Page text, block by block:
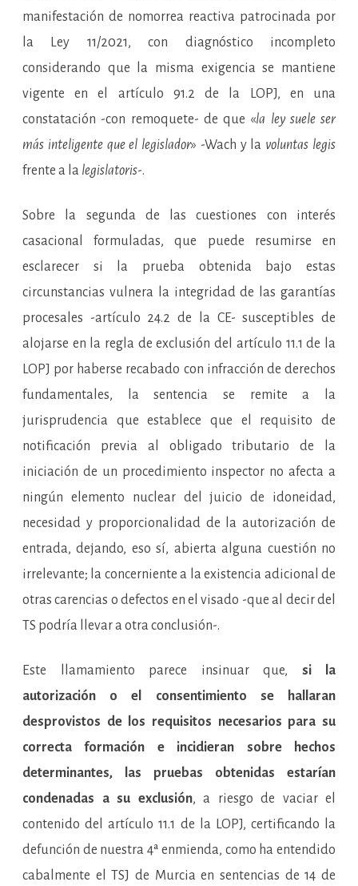
manifestación de nomorrea reactiva patrocinada por
la Ley 11/2021, con diagnóstico incompleto
considerando que la misma exigencia se mantiene
vigente en el artículo 91.2 de la LOPJ, en una
constatación -con remoquete- de que «la ley suele ser
más inteligente que el legislador» -Wach y la voluntas legis
frente a la legislatoris-.
Sobre la segunda de las cuestiones con interés
casacional formuladas, que puede resumirse en
esclarecer si la prueba obtenida bajo estas
circunstancias vulnera la integridad de las garantías
procesales -artículo 24.2 de la CE- susceptibles de
alojarse en la regla de exclusión del artículo 11.1 de la
LOPJ por haberse recabado con infracción de derechos
fundamentales, la sentencia se remite a la
jurisprudencia que establece que el requisito de
notificación previa al obligado tributario de la
iniciación de un procedimiento inspector no afecta a
ningún elemento nuclear del juicio de idoneidad,
necesidad y proporcionalidad de la autorización de
entrada, dejando, eso sí, abierta alguna cuestión no
irrelevante; la concerniente a la existencia adicional de
otras carencias o defectos en el visado -que al decir del
TS podría llevar a otra conclusión-.
Este llamamiento parece insinuar que, si la
autorización o el consentimiento se hallaran
desprovistos de los requisitos necesarios para su
correcta formación e incidieran sobre hechos
determinantes, las pruebas obtenidas estarían
condenadas a su exclusión, a riesgo de vaciar el
contenido del artículo 11.1 de la LOPJ, certificando la
defunción de nuestra 4ª enmienda, como ha entendido
cabalmente el TSJ de Murcia en sentencias de 14 de